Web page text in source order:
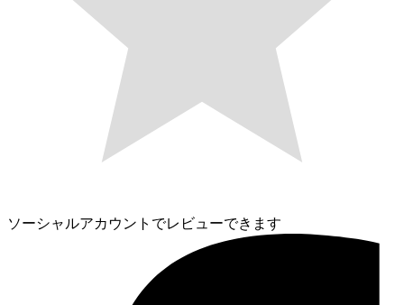
ソーシャルアカウントでレビューできます